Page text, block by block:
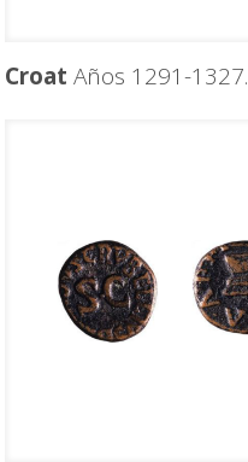
Croat Años 1291-1327.